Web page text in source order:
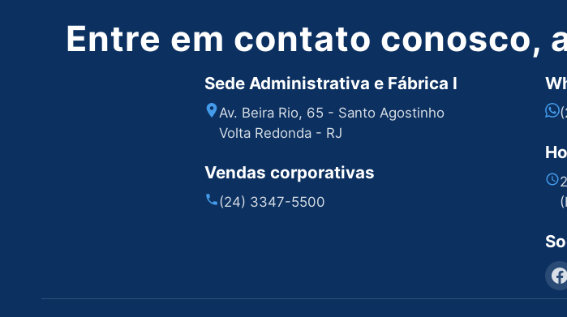
Entre em contato conosco,
Sede Administrativa e Fábrica I
Av. Beira Rio, 65 - Santo Agostinho
Volta Redonda - RJ
Vendas corporativas
(24) 3347-5500